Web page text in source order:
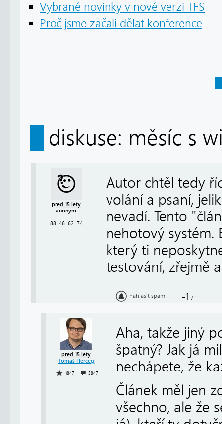
Vybrané novinky v nové verzi TFS
Proč jsme začali dělat konference
diskuse: měsíc s
před 15 lety
anonym
88.146.162.174
Autor chtěl tedy
volání a psaní,
nevadí. Tento
nehotový systém.
který ti
testování, zřejmě
nahlásit spam -1 / 1
před 15 lety
Tomáš Herceg
1847 3847
Aha, takže jiný
špatný? Jak já
nechápete, že
Článek měl jen
všechno, ale že